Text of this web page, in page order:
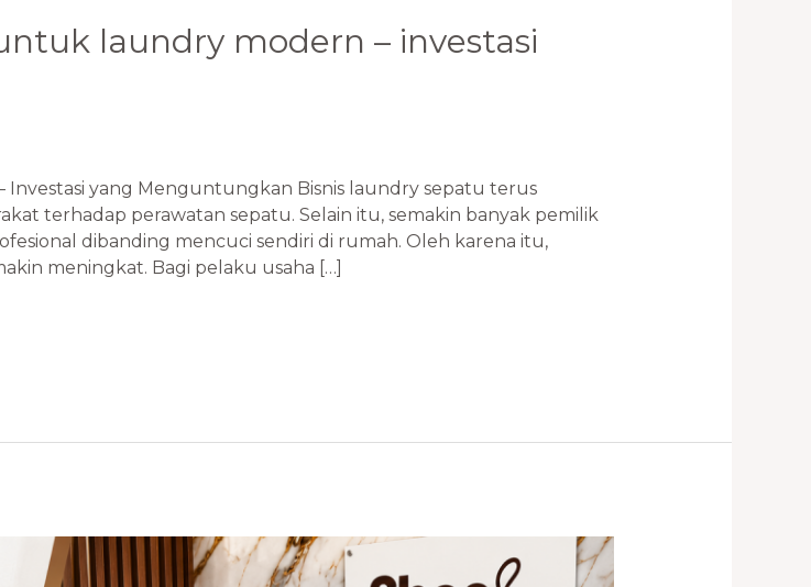
laundry modern – investasi
yang Menguntungkan Bisnis laundry sepatu terus
terhadap perawatan sepatu. Selain itu, semakin banyak pemilik
dibanding mencuci sendiri di rumah. Oleh karena itu,
meningkat. Bagi pelaku usaha […]